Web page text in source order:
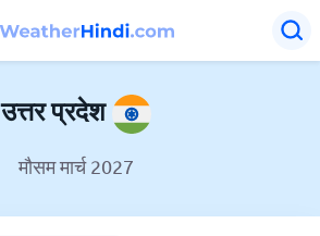
उत्तर प्रदेश
मौसम मार्च 2027